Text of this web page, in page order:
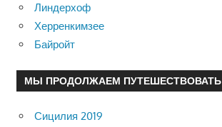
Линдерхоф
Херренкимзее
Байройт
МЫ ПРОДОЛЖАЕМ ПУТЕШЕСТВОВАТЬ
Сицилия 2019